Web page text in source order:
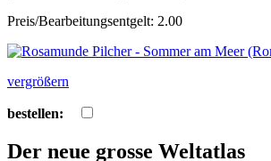
Preis/Bearbeitungsentgelt: 2.00
vergrößern
bestellen:
Der neue grosse Weltatlas